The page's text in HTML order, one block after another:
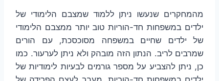
מהמחקרים שנעשו ניתן ללמוד שמצבם הלימודי של
ילדים במשפחות חד-הוריות טוב יותר ממצבם הלימודי
של ילדים שחיים במשפחה מסוכסכת, עם הורים
שמרבים לריב. הנתון הזה מובהק ולא ניתן לערעור. כמו
כן, ניתן להצביע על מספר גורמים לבעיות לימודיות של